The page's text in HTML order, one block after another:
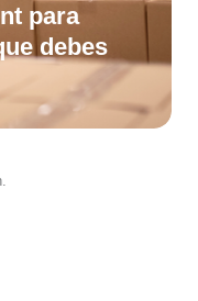
para
debes